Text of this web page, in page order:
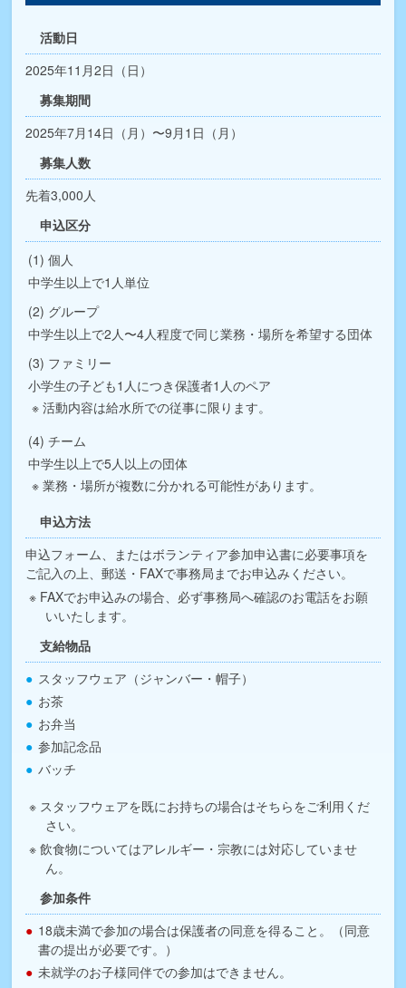
活動日
2025年11月2日（日）
募集期間
2025年7月14日（月）〜9月1日（月）
募集人数
先着3,000人
申込区分
個人
中学生以上で1人単位
グループ
中学生以上で2人〜4人程度で同じ業務・場所を希望する団体
ファミリー
小学生の子ども1人につき保護者1人のペア
活動内容は給水所での従事に限ります。
チーム
中学生以上で5人以上の団体
業務・場所が複数に分かれる可能性があります。
申込方法
申込フォーム、またはボランティア参加申込書に必要事項を
ご記入の上、郵送・FAXで事務局までお申込みください。
FAXでお申込みの場合、必ず事務局へ確認のお電話をお願
いいたします。
支給物品
スタッフウェア（ジャンバー・帽子）
お茶
お弁当
参加記念品
バッチ
スタッフウェアを既にお持ちの場合はそちらをご利用くだ
さい。
飲食物についてはアレルギー・宗教には対応していませ
ん。
参加条件
18歳未満で参加の場合は保護者の同意を得ること。（同意
書の提出が必要です。）
未就学のお子様同伴での参加はできません。